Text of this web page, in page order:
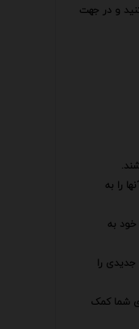
و در جهت
را به
خود به
جدیدی را
شما کمک